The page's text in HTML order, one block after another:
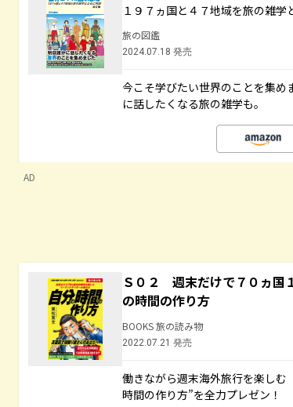
１９７ヵ国と４７地域を旅の雑学
旅の図鑑
2024.07.18 発売
今こそ学びたい世界のことを集め
に話したくなる旅の雑学も。
AD
Ｓ０２ 週末だけで７０ヵ国
の時間の作り方
BOOKS 旅の読み物
2022.07.21 発売
働きながら週末海外旅行を楽しむ
時間の作り方”を全力プレゼン！